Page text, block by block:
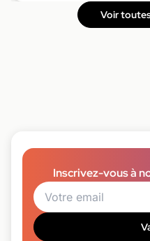
Voir
Inscrivez-vous à